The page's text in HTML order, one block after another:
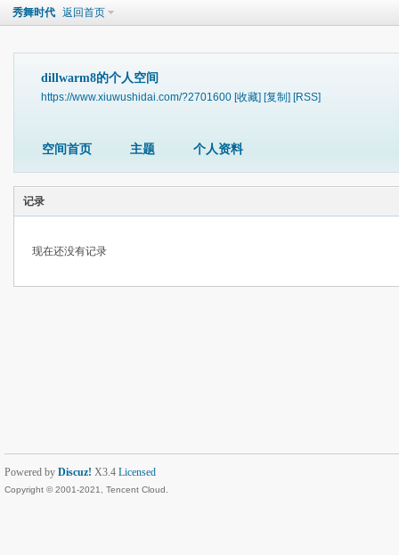
秀舞时代 返回首页
dillwarm8的个人空间
https://www.xiuwushidai.com/?2701600 [收藏] [复制] [RSS]
空间首页 主题 个人资料
记录
现在还没有记录
Powered by Discuz! X3.4 Licensed
Copyright © 2001-2021, Tencent Cloud.